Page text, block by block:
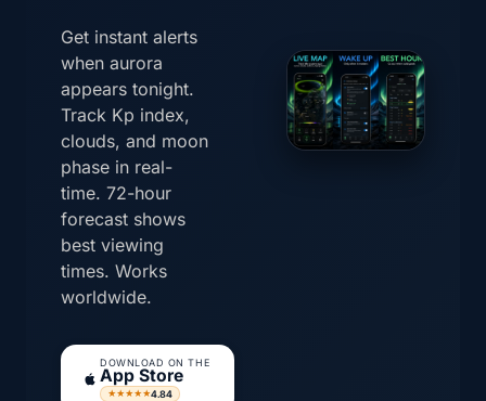
Get instant alerts
when aurora
appears tonight.
Track Kp index,
clouds, and moon
phase in real-
time. 72-hour
forecast shows
best viewing
times. Works
worldwide.
DOWNLOAD ON THE
App Store
★★★★★4.84